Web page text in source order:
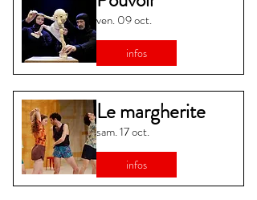
ven. 09 oct.
infos
Le margherite
sam. 17 oct.
infos